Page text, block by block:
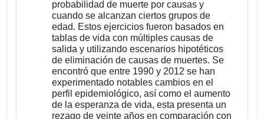
probabilidad de muerte por causas y
cuando se alcanzan ciertos grupos de
edad. Estos ejercicios fueron basados en
tablas de vida con múltiples causas de
salida y utilizando escenarios hipotéticos
de eliminación de causas de muertes. Se
encontró que entre 1990 y 2012 se han
experimentado notables cambios en el
perfil epidemiológico, así como el aumento
de la esperanza de vida, esta presenta un
rezago de veinte años en comparación con